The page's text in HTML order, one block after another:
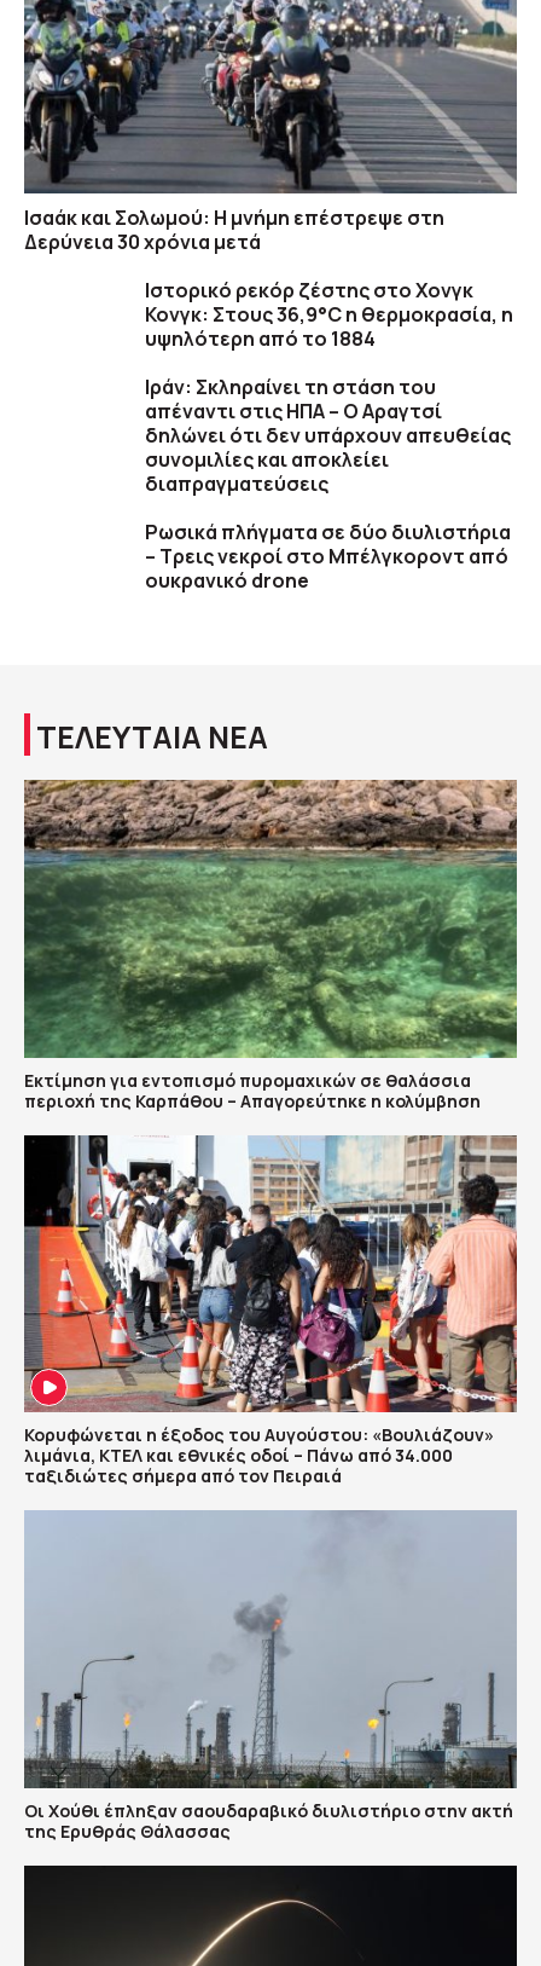
Ισαάκ και Σολωμού: Η μνήμη επέστρεψε στη
Δερύνεια 30 χρόνια μετά
Ιστορικό ρεκόρ ζέστης στο Χονγκ
Κονγκ: Στους 36,9°C η θερμοκρασία, η
υψηλότερη από το 1884
Ιράν: Σκληραίνει τη στάση του
απέναντι στις ΗΠΑ – Ο Αραγτσί
δηλώνει ότι δεν υπάρχουν απευθείας
συνομιλίες και αποκλείει
διαπραγματεύσεις
Ρωσικά πλήγματα σε δύο διυλιστήρια
– Τρεις νεκροί στο Μπέλγκοροντ από
ουκρανικό drone
ΤΕΛΕΥΤΑΙΑ ΝΕΑ
Εκτίμηση για εντοπισμό πυρομαχικών σε θαλάσσια
περιοχή της Καρπάθου – Απαγορεύτηκε η κολύμβηση
Κορυφώνεται η έξοδος του Αυγούστου: «Βουλιάζουν»
λιμάνια, ΚΤΕΛ και εθνικές οδοί – Πάνω από 34.000
ταξιδιώτες σήμερα από τον Πειραιά
Οι Χούθι έπληξαν σαουδαραβικό διυλιστήριο στην ακτή
της Ερυθράς Θάλασσας